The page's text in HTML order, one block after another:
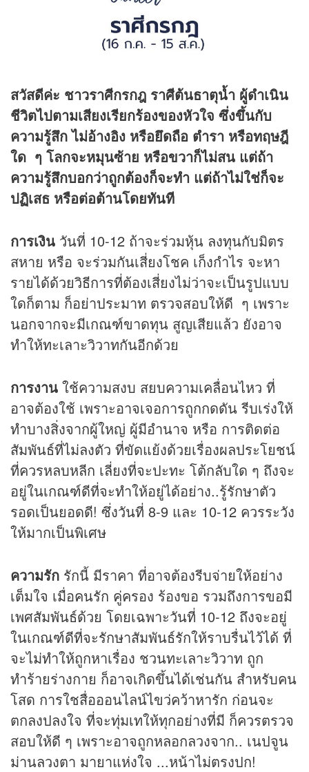
สวัสดีค่ะ ชาวราศีกรกฎ ราศีต้นธาตุน้ำ ผู้ดำเนิน
ชีวิตไปตามเสียงเรียกร้องของหัวใจ ซึ่งขึ้นกับ
ความรู้สึก ไม่อ้างอิง หรือยึดถือ ตำรา หรือทฤษฎี
ใด ๆ โลกจะหมุนซ้าย หรือขวาก็ไม่สน แต่ถ้า
ความรู้สึกบอกว่าถูกต้องก็จะทำ แต่ถ้าไม่ใช่ก็จะ
ปฏิเสธ หรือต่อต้านโดยทันที
การเงิน วันที่ 10-12 ถ้าจะร่วมหุ้น ลงทุนกับมิตร
สหาย หรือ จะร่วมกันเสี่ยงโชค เก็งกำไร จะหา
รายได้ด้วยวิธีการที่ต้องเสี่ยงไม่ว่าจะเป็นรูปแบบ
ใดก็ตาม ก็อย่าประมาท ตรวจสอบให้ดี ๆ เพราะ
นอกจากจะมีเกณฑ์ขาดทุน สูญเสียแล้ว ยังอาจ
ทำให้ทะเลาะวิวาทกันอีกด้วย
การงาน ใช้ความสงบ สยบความเคลื่อนไหว ที่
อาจต้องใช้ เพราะอาจเจอการถูกกดดัน รีบเร่งให้
ทำบางสิ่งจากผู้ใหญ่ ผู้มีอำนาจ หรือ การติดต่อ
สัมพันธ์ที่ไม่ลงตัว ที่ขัดแย้งด้วยเรื่องผลประโยชน์
ที่ควรหลบหลีก เลี่ยงที่จะปะทะ โต้กลับใด ๆ ถึงจะ
อยู่ในเกณฑ์ดีที่จะทำให้อยู่ได้อย่าง..รู้รักษาตัว
รอดเป็นยอดดี! ซึ่งวันที่ 8-9 และ 10-12 ควรระวัง
ให้มากเป็นพิเศษ
ความรัก รักนี้ มีราคา ที่อาจต้องรีบจ่ายให้อย่าง
เต็มใจ เมื่อคนรัก คู่ครอง ร้องขอ รวมถึงการขอมี
เพศสัมพันธ์ด้วย โดยเฉพาะวันที่ 10-12 ถึงจะอยู่
ในเกณฑ์ดีที่จะรักษาสัมพันธ์รักให้ราบรื่นไว้ได้ ที่
จะไม่ทำให้ถูกหาเรื่อง ชวนทะเลาะวิวาท ถูก
ทำร้ายร่างกาย ก็อาจเกิดขึ้นได้เช่นกัน สำหรับคน
โสด การใชสื่อออนไลน์ไขว่คว้าหารัก ก่อนจะ
ตกลงปลงใจ ที่จะทุ่มเทให้ทุกอย่างที่มี ก็ควรตรวจ
สอบให้ดี ๆ เพราะอาจถูกหลอกลวงจาก.. เนปจูน
ม่านลวงตา มายาแห่งใจ ...หน้าไม่ตรงปก!